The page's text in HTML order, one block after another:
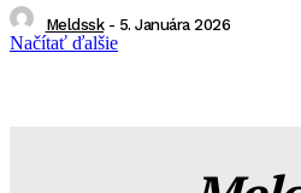
Meldssk - 5. Januára 2026
Načítať ďalšie